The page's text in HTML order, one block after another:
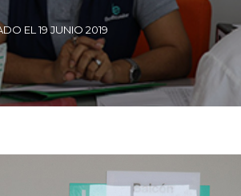
EL 19 JUNIO 2019